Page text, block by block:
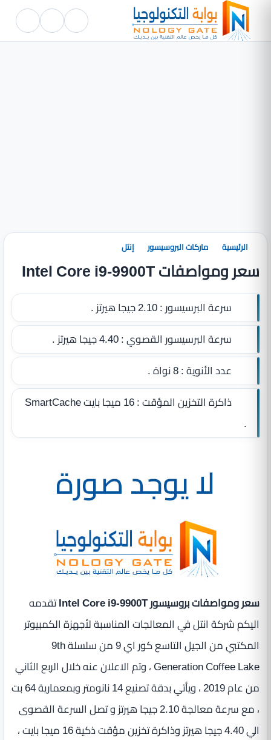
الرئيسية ماركات البروسيسور إنتل
سعر ومواصفات Intel Core i9-9900T
سرعة البرسيسور :2.10 جيجا هيرتز .
سرعة البرسيسور القصوي :4.40 جيجا هيرتز .
عدد الأنوية :8 نواة .
ذاكرة التخزين المؤقت :16 ميجا بايت SmartCache
.
سعر ومواصفات بروسيسور Intel Core i9-9900T
تقدمه
اليكم شركة انتل في المعالجات المناسبة لأجهزة الكمبيوتر
المكتبي من الجيل التاسع كور اي 9 من سلسلة 9th
Generation Coffee Lake ، وتم الاعلان عنه خلال الربع الثاني
من عام 2019 ، ويأتي بدقة تصنيع 14 نانومتر وبمعمارية 64 بت
، مع سرعة معالجة 2.10 جيجا هيرتز و تصل السرعة القصوى
الي 4.40 جيجا هيرتز وذاكرة تخزين مؤقت ذكية 16 ميجا بايت ،